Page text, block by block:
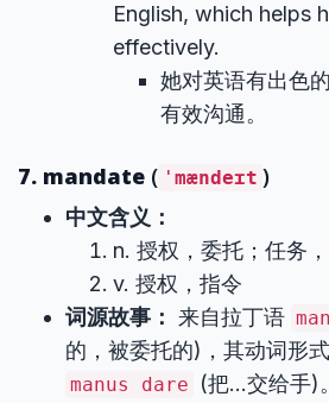
English, which helps
effectively.
她对英语有出色的
有效沟通。
7. mandate ( ˈmændeɪt )
中文含义：
n. 授权，委托；任务
v. 授权，指令
词源故事： 来自拉丁语
的，被委托的)，其动词形式
manus dare (把…交给手)